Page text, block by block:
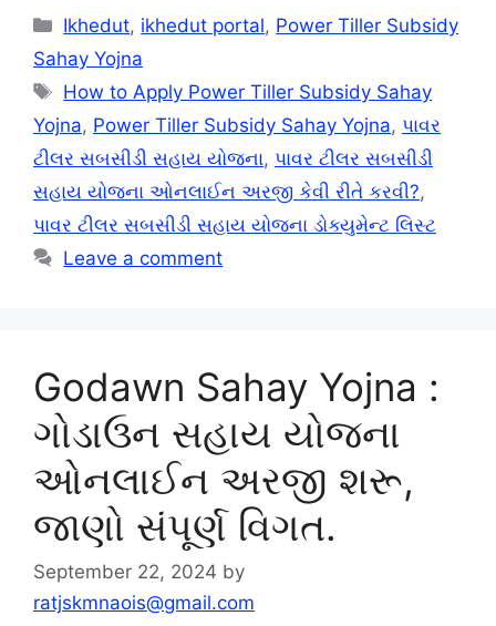
Categories
Ikhedut, ikhedut portal, Power Tiller Subsidy
Sahay Yojna
Tags
How to Apply Power Tiller Subsidy Sahay
Yojna, Power Tiller Subsidy Sahay Yojna, પાવર
ટીલર સબસીડી સહાય યોજના, પાવર ટીલર સબસીડી
સહાય યોજના ઓનલાઈન અરજી કેવી રીતે કરવી?,
પાવર ટીલર સબસીડી સહાય યોજના ડોક્યુમેન્ટ લિસ્ટ
Leave a comment
Godawn Sahay Yojna :
ગોડાઉન સહાય યોજના
ઓનલાઈન અરજી શરૂ,
જાણો સંપૂર્ણ વિગત.
September 22, 2024 by
ratjskmnaois@gmail.com